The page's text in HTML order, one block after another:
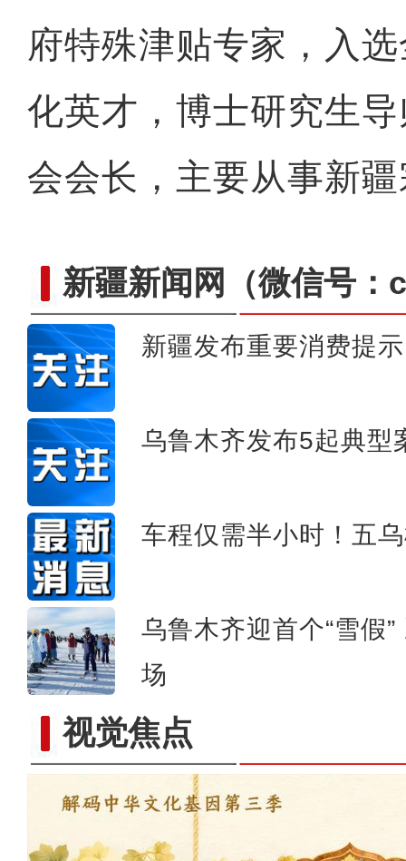
府特殊津贴专家，入
化英才，博士研究生
会会长，主要从事新
新疆新闻网 （微信号
新疆发布重要消费提示
乌鲁木齐发布5起典型
车程仅需半小时！五
乌鲁木齐迎首个“雪假
场
视觉焦点
新疆塔里木河畔现壮观一幕 千余